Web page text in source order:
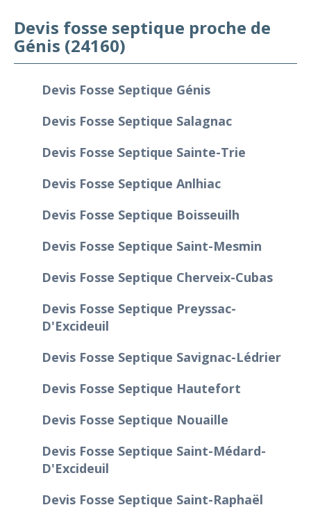
Devis fosse septique proche de
Génis (24160)
Devis Fosse Septique Génis
Devis Fosse Septique Salagnac
Devis Fosse Septique Sainte-Trie
Devis Fosse Septique Anlhiac
Devis Fosse Septique Boisseuilh
Devis Fosse Septique Saint-Mesmin
Devis Fosse Septique Cherveix-Cubas
Devis Fosse Septique Preyssac-
D'Excideuil
Devis Fosse Septique Savignac-Lédrier
Devis Fosse Septique Hautefort
Devis Fosse Septique Nouaille
Devis Fosse Septique Saint-Médard-
D'Excideuil
Devis Fosse Septique Saint-Raphaël